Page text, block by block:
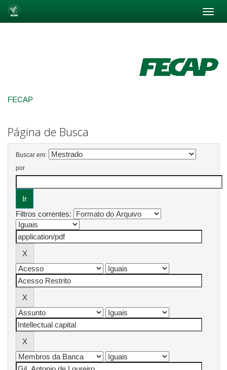
FECAP
Página de Busca
Buscar em:
por
Filtros correntes: